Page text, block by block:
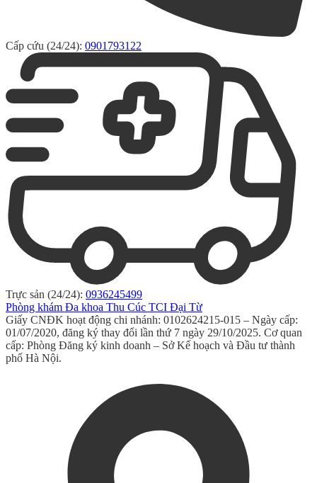
Cấp cứu (24/24): 0901793122
Trực sản (24/24): 0936245499
Phòng khám Đa khoa Thu Cúc TCI Đại Từ
Giấy CNĐK hoạt động chi nhánh: 0102624215-015 – Ngày cấp:
01/07/2020, đăng ký thay đổi lần thứ 7 ngày 29/10/2025. Cơ quan
cấp: Phòng Đăng ký kinh doanh – Sở Kế hoạch và Đầu tư thành
phố Hà Nội.